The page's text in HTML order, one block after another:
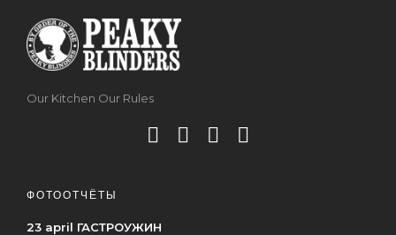
Our Kitchen Our Rules
ФОТООТЧЁТЫ
23 april ГАСТРОУЖИН